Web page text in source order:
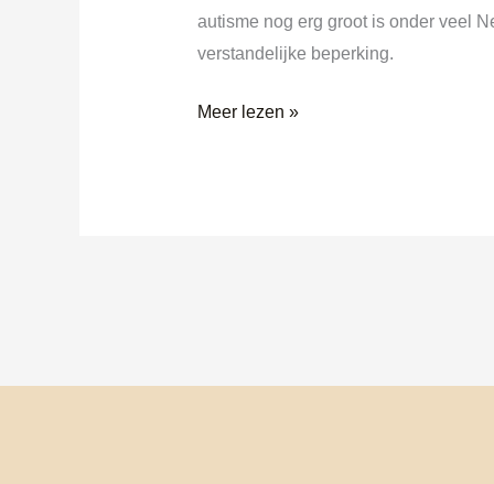
autisme nog erg groot is onder veel
verstandelijke beperking.
Meer lezen »